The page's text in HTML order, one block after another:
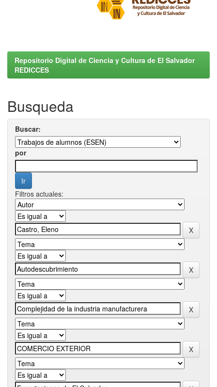
Repositorio Digital de Ciencia y Cultura de El Salvador
REDICCES
Busqueda
Buscar:
por
Filtros actuales: